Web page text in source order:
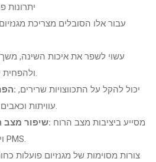
יתרונות
עבור אלו הסובלים מצריכת
עשוי לשפר את איכות השינה, משך
ולהפחית ישנוניות במהלך היום.
הפחתת בעיות שרירים: יכול להקל על התכווצויות שרירים,
עוויתות וכאבים לאחר פעילות גופנית.
שיפור מצב הרוח ורווחה נפשית: מסייע ביציבות מצב הרוח
ויכול להקל על תסמיני PMS.
צורות מסוימות של מגנזיום פועלות